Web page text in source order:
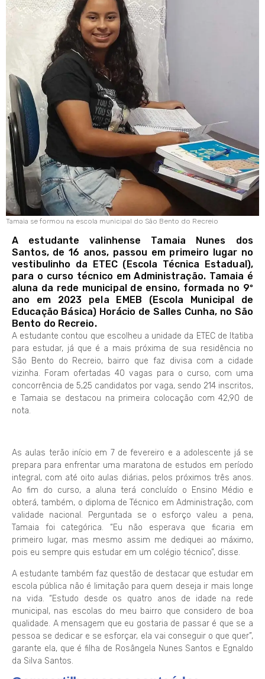
Tamaia se formou na escola municipal do São Bento do Recreio
A estudante valinhense Tamaia Nunes dos
Santos, de 16 anos, passou em primeiro lugar no
vestibulinho da ETEC (Escola Técnica Estadual),
para o curso técnico em Administração. Tamaia é
aluna da rede municipal de ensino, formada no 9º
ano em 2023 pela EMEB (Escola Municipal de
Educação Básica) Horácio de Salles Cunha, no São
Bento do Recreio.
A estudante contou que escolheu a unidade da ETEC de Itatiba
para estudar, já que é a mais próxima de sua residência no
São Bento do Recreio, bairro que faz divisa com a cidade
vizinha. Foram ofertadas 40 vagas para o curso, com uma
concorrência de 5,25 candidatos por vaga, sendo 214 inscritos,
e Tamaia se destacou na primeira colocação com 42,90 de
nota.
As aulas terão início em 7 de fevereiro e a adolescente já se
prepara para enfrentar uma maratona de estudos em período
integral, com até oito aulas diárias, pelos próximos três anos.
Ao fim do curso, a aluna terá concluído o Ensino Médio e
obterá, também, o diploma de Técnico em Administração, com
validade nacional. Perguntada se o esforço valeu a pena,
Tamaia foi categórica. “Eu não esperava que ficaria em
primeiro lugar, mas mesmo assim me dediquei ao máximo,
pois eu sempre quis estudar em um colégio técnico”, disse.
A estudante também faz questão de destacar que estudar em
escola pública não é limitação para quem deseja ir mais longe
na vida. “Estudo desde os quatro anos de idade na rede
municipal, nas escolas do meu bairro que considero de boa
qualidade. A mensagem que eu gostaria de passar é que se a
pessoa se dedicar e se esforçar, ela vai conseguir o que quer”,
garante ela, que é filha de Rosângela Nunes Santos e Egnaldo
da Silva Santos.